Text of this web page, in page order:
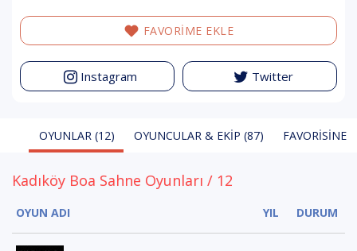
FAVORİME EKLE
Instagram Twitter
OYUNLAR (12) OYUNCULAR & EKIP (87) FAVORISINE
Kadıköy Boa Sahne Oyunları / 12
OYUN ADI YIL DURUM